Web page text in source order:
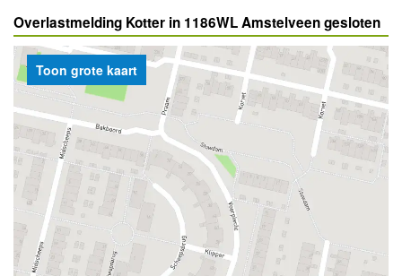
Overlastmelding Kotter in 1186WL Amstelveen gesloten
Toon grote kaart